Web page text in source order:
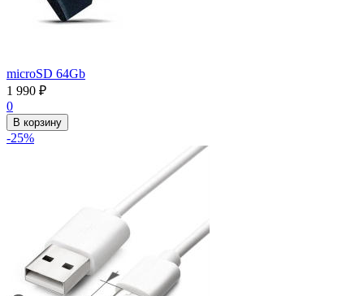
microSD 64Gb
1 990 ₽
0
В корзину
-25%